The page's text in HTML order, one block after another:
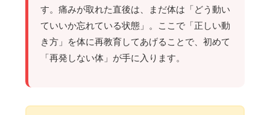
す。痛みが取れた直後は、まだ体は「どう動い
ていいか忘れている状態」。ここで「正しい動
き方」を体に再教育してあげることで、初めて
「再発しない体」が手に入ります。